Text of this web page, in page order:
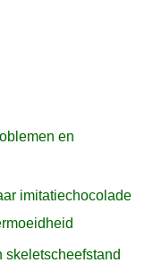
en
imitatiechocolade
skeletscheefstand